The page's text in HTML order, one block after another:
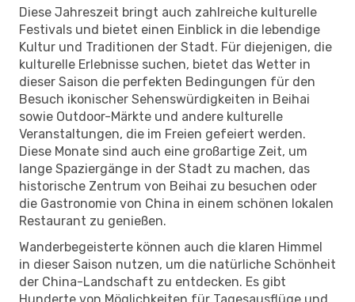
Diese Jahreszeit bringt auch zahlreiche kulturelle
Festivals und bietet einen Einblick in die lebendige
Kultur und Traditionen der Stadt. Für diejenigen, die
kulturelle Erlebnisse suchen, bietet das Wetter in
dieser Saison die perfekten Bedingungen für den
Besuch ikonischer Sehenswürdigkeiten in Beihai
sowie Outdoor-Märkte und andere kulturelle
Veranstaltungen, die im Freien gefeiert werden.
Diese Monate sind auch eine großartige Zeit, um
lange Spaziergänge in der Stadt zu machen, das
historische Zentrum von Beihai zu besuchen oder
die Gastronomie von China in einem schönen lokalen
Restaurant zu genießen.
Wanderbegeisterte können auch die klaren Himmel
in dieser Saison nutzen, um die natürliche Schönheit
der China-Landschaft zu entdecken. Es gibt